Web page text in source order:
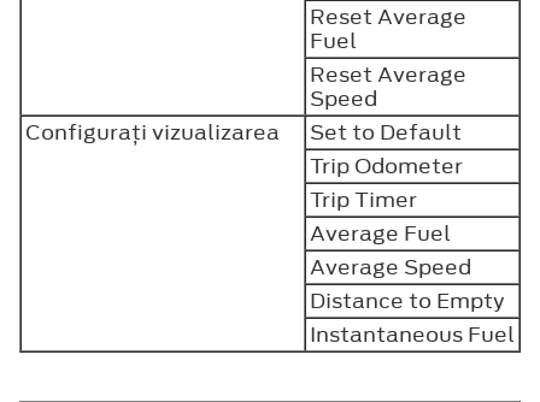
Reset Average
Fuel
Reset Average
Speed
Configuraţi vizualizarea
Set to Default
Trip Odometer
Trip Timer
Average Fuel
Average Speed
Distance to Empty
Instantaneous Fuel